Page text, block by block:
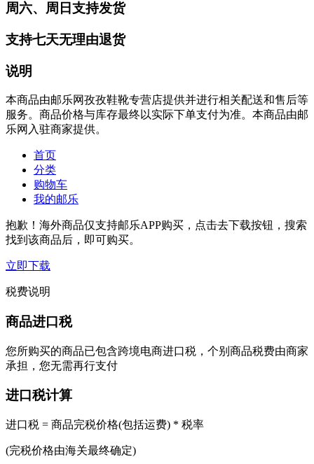
周六、周日支持发货
支持七天无理由退货
说明
本商品由邮乐网孜孜鞋靴专营店提供并进行相关配送和售后等
服务。商品价格与库存最终以实际下单支付为准。本商品由邮
乐网入驻商家提供。
首页
分类
购物车
我的邮乐
抱歉！海外商品仅支持邮乐APP购买，点击去下载按钮，搜索
找到该商品后，即可购买。
立即下载
税费说明
商品进口税
您所购买的商品已包含跨境电商进口税，个别商品税费由商家
承担，您无需再行支付
进口税计算
进口税 = 商品完税价格(包括运费) * 税率
(完税价格由海关最终确定)